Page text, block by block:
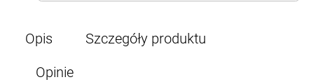
Opis
Szczegóły produktu
Opinie